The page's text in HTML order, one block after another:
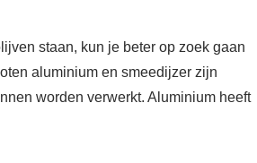
staan, kun je beter op zoek gaan
aluminium en smeedijzer zijn
worden verwerkt. Aluminium heeft